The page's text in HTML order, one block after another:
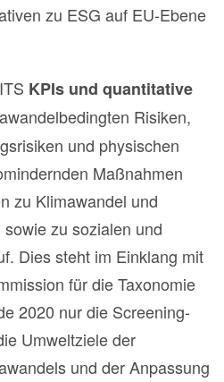
zu ESG auf EU-Ebene
KPIs und quantitative
Risiken,
und physischen
Maßnahmen
zu Klimawandel und
zu sozialen und
Dies steht im Einklang mit
für die Taxonomie
2020 nur die Screening-
Umweltziele der
und der Anpassung